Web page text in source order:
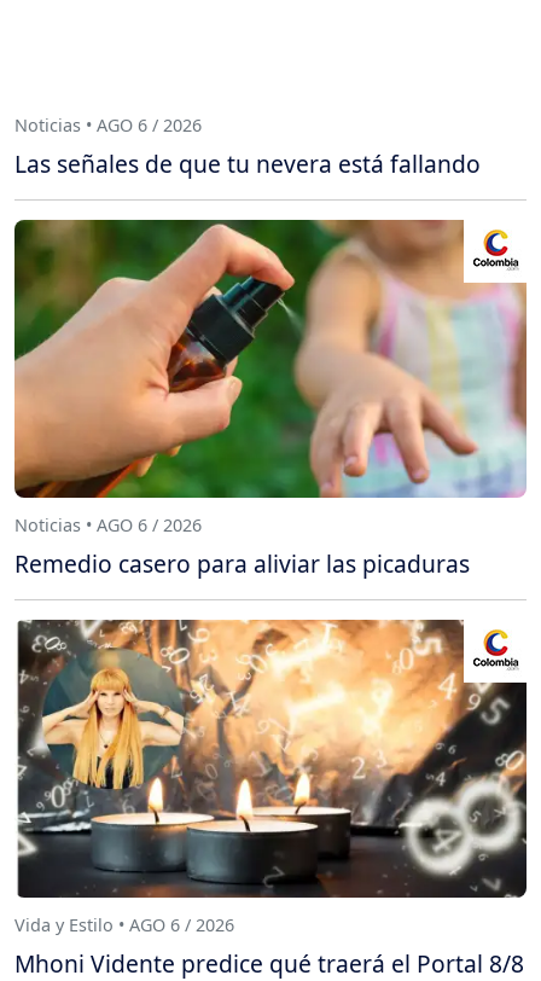
Noticias • AGO 6 / 2026
Las señales de que tu nevera está fallando
Noticias • AGO 6 / 2026
Remedio casero para aliviar las picaduras
Vida y Estilo • AGO 6 / 2026
Mhoni Vidente predice qué traerá el Portal 8/8